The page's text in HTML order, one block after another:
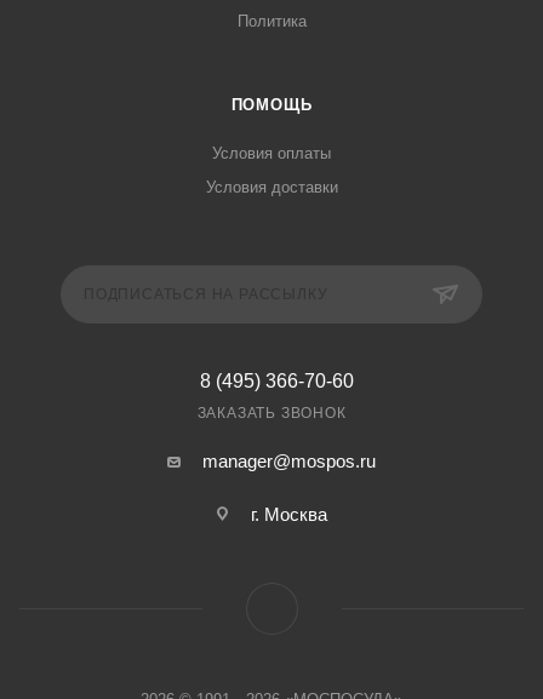
Политика
ПОМОЩЬ
Условия оплаты
Условия доставки
8 (495) 366-70-60
ЗАКАЗАТЬ ЗВОНОК
manager@mospos.ru
г. Москва